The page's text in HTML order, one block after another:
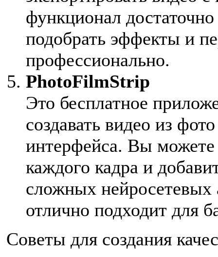
функционал
подобрать эффекты и
профессионально.
PhotoFilmStrip
Это бесплатное
создавать видео из
интерфейса. Вы можете
каждого кадра и
сложных нейросетевых
отлично подходит для
Советы для создания